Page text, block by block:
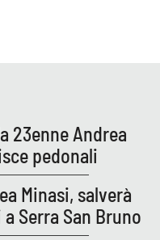
23enne Andrea
pedonali
Minasi, salverà
Serra San Bruno